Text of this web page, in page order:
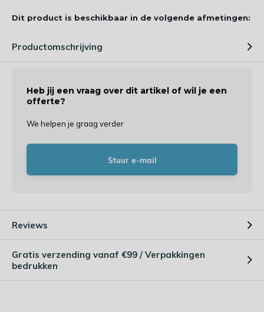
Dit product is beschikbaar in de volgende afmetingen:
Productomschrijving
Heb jij een vraag over dit artikel of wil je een
offerte?
We helpen je graag verder
Stuur e-mail
Reviews
Gratis verzending vanaf €99 / Verpakkingen
bedrukken